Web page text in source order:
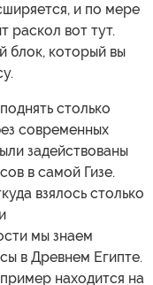
и по мере
раскол вот тут.
блок, который вы
столько
современных
задействованы
в самой Гизе.
взялось столько
мы знаем
в Древнем Египте.
находится на